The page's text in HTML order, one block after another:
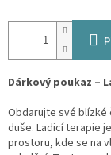
cena:
Dárkový poukaz –
Obdarujte své blízké
duše. Ladicí terapie
prostoru, kde se na